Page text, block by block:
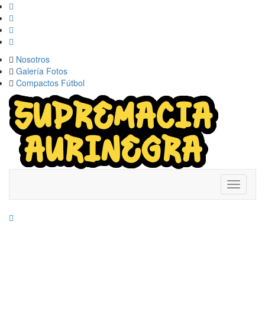
Nosotros
Galería Fotos
Compactos Fútbol
Toggle